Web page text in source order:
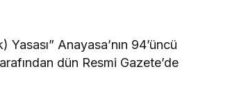
Anayasa’nın 94’üncü
dün Resmi Gazete’de